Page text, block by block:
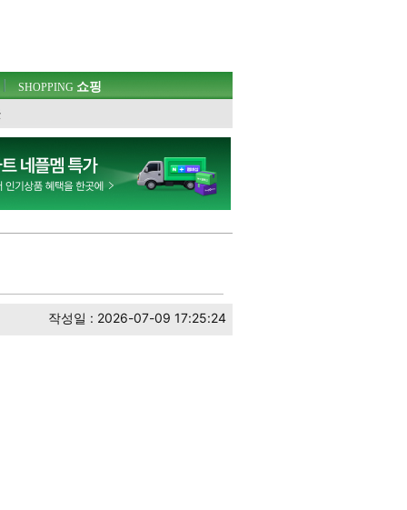
SHOPPING 쇼핑
작성일 : 2026-07-09 17:25:24